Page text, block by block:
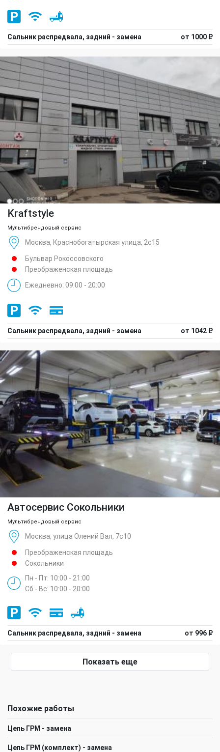
Сальник распредвала, задний - замена от 1000 ₽
Kraftstyle
Мультибрендовый сервис
Москва, Краснобогатырская улица, 2с15
Бульвар Рокоссовского
Преображенская площадь
Ежедневно: 09:00 - 20:00
Сальник распредвала, задний - замена от 1042 ₽
Автосервис Сокольники
Мультибрендовый сервис
Москва, улица Олений Вал, 7с10
Преображенская площадь
Сокольники
Пн - Пт: 10:00 - 21:00
Сб - Вс: 10:00 - 20:00
Сальник распредвала, задний - замена от 996 ₽
Показать еще
Похожие работы
Цепь ГРМ - замена
Цепь ГРМ (комплект) - замена